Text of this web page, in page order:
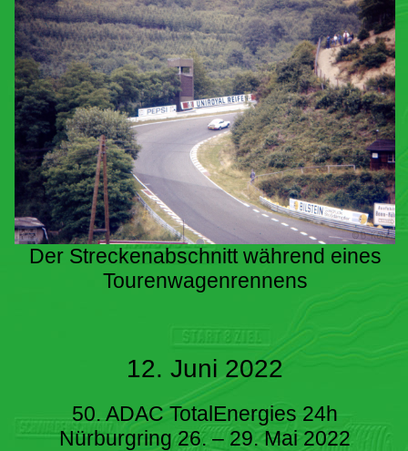
Der Streckenabschnitt während eines
Tourenwagenrennens
12. Juni 2022
50. ADAC TotalEnergies 24h
Nürburgring 26. – 29. Mai 2022